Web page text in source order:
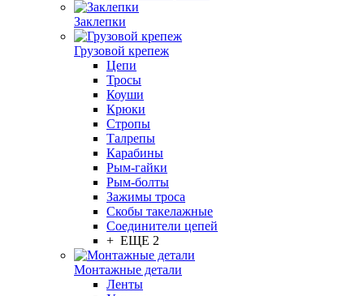
Заклепки
Грузовой крепеж
Цепи
Тросы
Коуши
Крюки
Стропы
Талрепы
Карабины
Рым-гайки
Рым-болты
Зажимы троса
Скобы такелажные
Соединители цепей
+ ЕЩЕ 2
Монтажные детали
Ленты